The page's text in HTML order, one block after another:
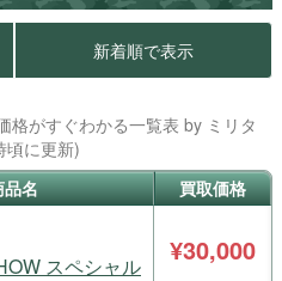
新着順で表示
格がすぐわかる一覧表 by ミリタ
頃に更新)
品名
買取価格
スペシャル ¥30,000